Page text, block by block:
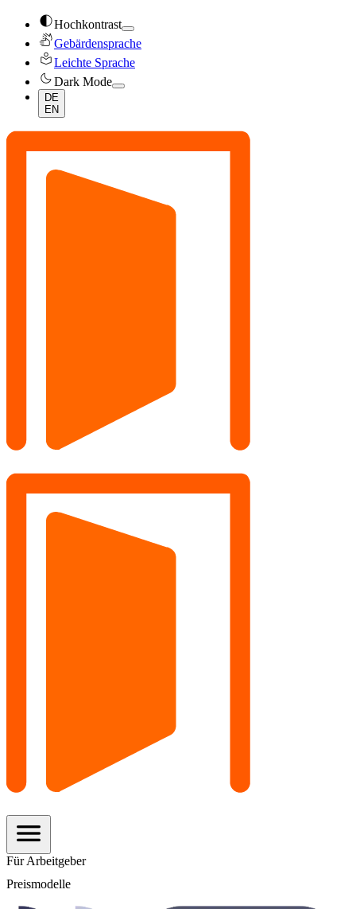
contrastHochkontrast
sign_languageGebärdensprache
local_libraryLeichte Sprache
dark_modeDark Mode
DE
EN
menu
Für Arbeitgeber
Preismodelle